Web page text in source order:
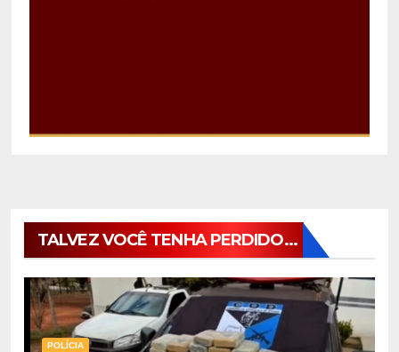
TALVEZ VOCÊ TENHA PERDIDO...
POLÍCIA